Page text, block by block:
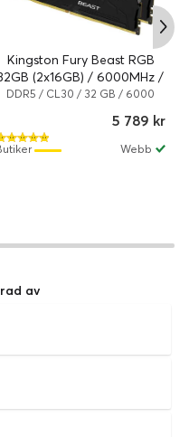
Kingston Fury Beast RGB
(2x16GB) / 6000MHz /
DDR5 / CL30 /
DDR5 / CL30 / 32 GB / 6000
5 789 kr
Webb
av